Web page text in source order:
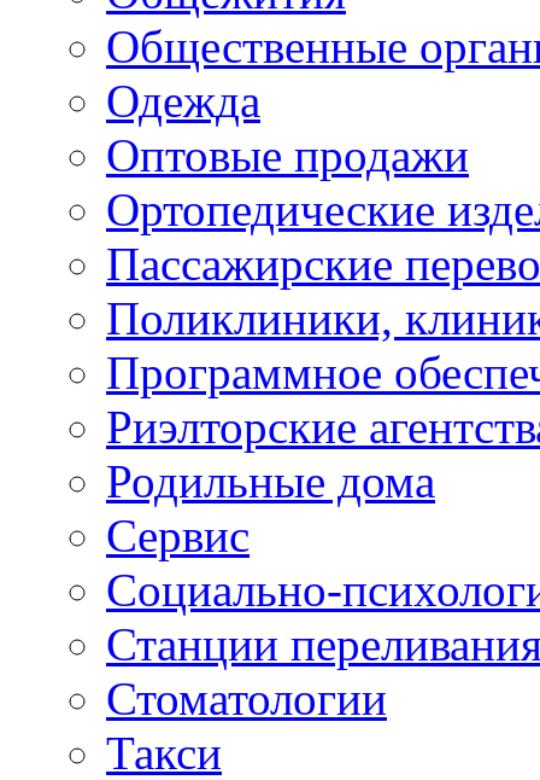
Общественные
Одежда
Оптовые продажи
Ортопедические
Пассажирские
Поликлиники,
Программное
Риэлторские
Родильные дома
Сервис
Социально-
Станции
Стоматологии
Такси